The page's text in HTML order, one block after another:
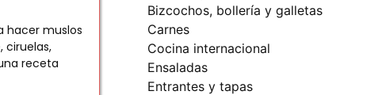
hacer muslos
ciruelas,
receta
bizcochos, bollería y galletas
carnes
cocina internacional
ensaladas
entrantes y tapas